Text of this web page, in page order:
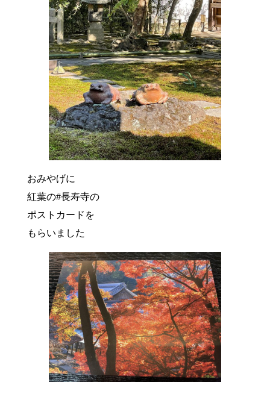
おみやげに
紅葉の#長寿寺の
ポストカードを
もらいました